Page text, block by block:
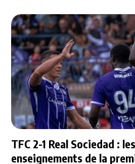
TFC 2-1 Real Sociedad :
enseignements de la